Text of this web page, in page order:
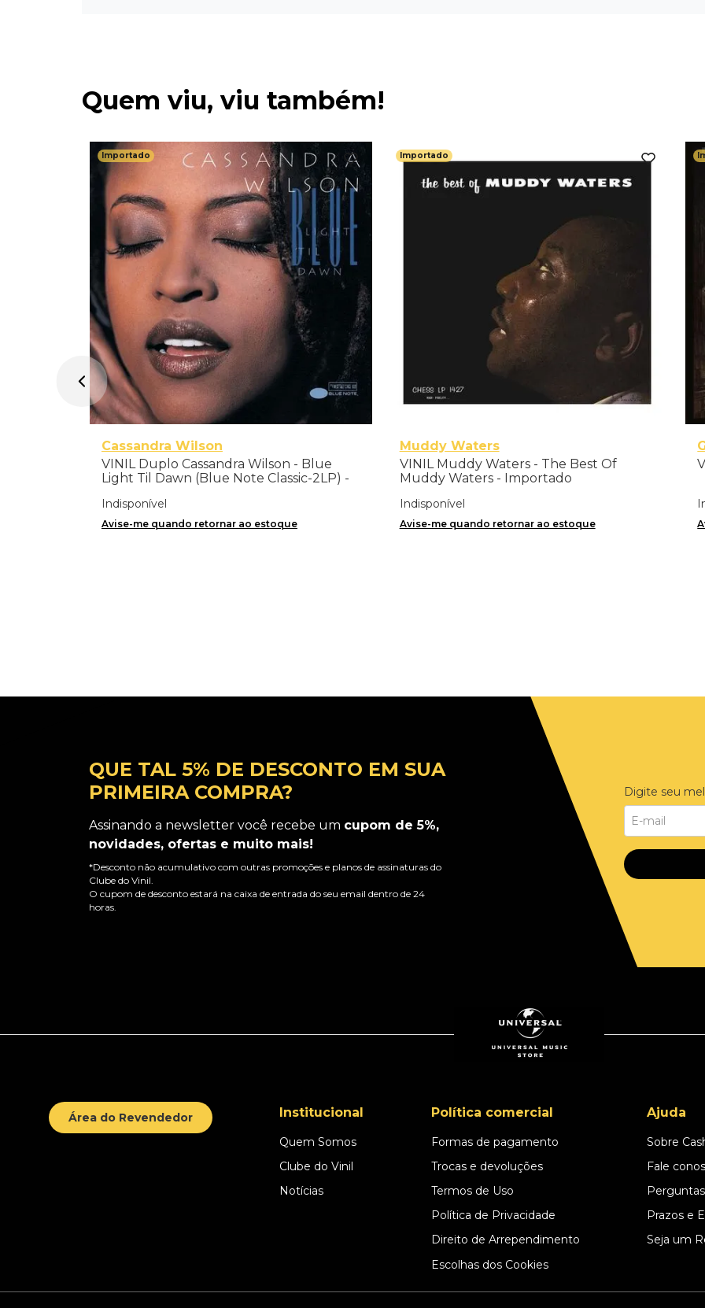
Quem viu, viu também!
Importado
Cassandra Wilson
VINIL Duplo Cassandra Wilson - Blue
Light Til Dawn (Blue Note Classic-2LP) -
Indisponível
Avise-me quando retornar ao estoque
Importado
Muddy Waters
VINIL Muddy Waters - The Best Of
Muddy Waters - Importado
Indisponível
Avise-me quando retornar ao estoque
QUE TAL 5% DE DESCONTO EM SUA
PRIMEIRA COMPRA?
Assinando a newsletter você recebe um cupom de 5%,
novidades, ofertas e muito mais!
*Desconto não acumulativo com outras promoções e planos de assinaturas do
Clube do Vinil.
O cupom de desconto estará na caixa de entrada do seu email dentro de 24
horas.
Digite seu
Área do Revendedor Institucional
Quem Somos
Clube do Vinil
Notícias
Política comercial
Formas de pagamento
Trocas e devoluções
Termos de Uso
Política de Privacidade
Direito de Arrependimento
Escolhas dos Cookies
Ajuda
Sobre
Fale
Prazos e
Seja um